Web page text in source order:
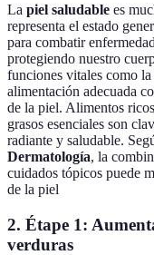
La piel saludable es
representa el estado
para combatir
protegiendo nuestro
funciones vitales como
alimentación adecuada
de la piel. Alimentos
grasos esenciales son
radiante y saludable.
Dermatología, la
cuidados tópicos puede
de la piel
2. Étape 1:
verduras